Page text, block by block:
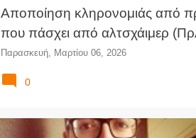
Αποποίηση κληρονομιάς από
που πάσχει από αλτσχάιμερ
Παρασκευή, Μαρτίου 06, 2026
0